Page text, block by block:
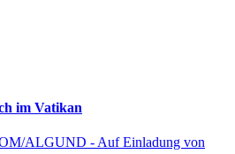
im Vatikan
ALGUND - Auf Einladung von